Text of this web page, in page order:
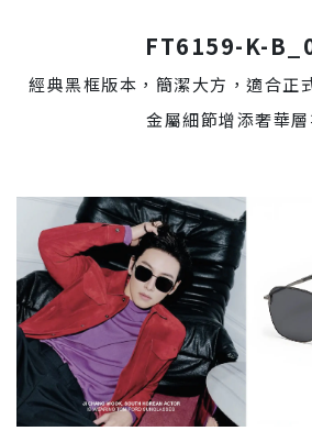
FT6159-K-
經典黑框版本，簡潔大方，適合正
金屬細節增添奢華層